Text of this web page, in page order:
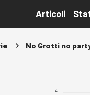
Articoli
No Grotti no
4